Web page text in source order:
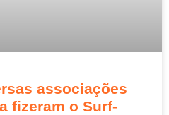
associações
fizeram o Surf-